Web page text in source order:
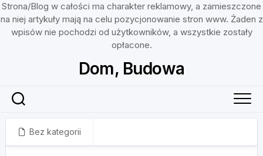
Strona/Blog w całości ma charakter reklamowy, a zamieszczone
na niej artykuły mają na celu pozycjonowanie stron www. Żaden z
wpisów nie pochodzi od użytkowników, a wszystkie zostały
opłacone.
Dom, Budowa
Bez kategorii